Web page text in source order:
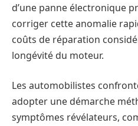
d’une panne électronique
corriger cette anomalie
coûts de réparation
longévité du moteur.
Les automobilistes
adopter une démarche
symptômes révélateurs,